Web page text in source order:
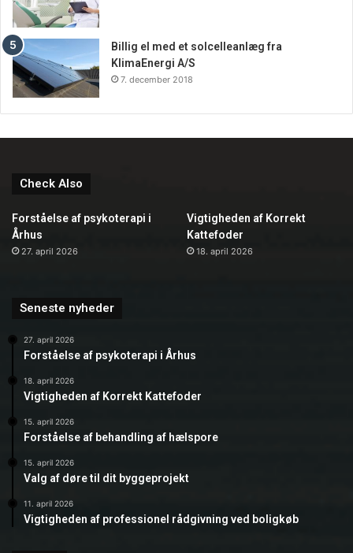
Billig el med et solcelleanlæg fra
KlimaEnergi A/S
7. december 2018
Check Also
Forståelse af psykoterapi i
Århus
27. april 2026
Vigtigheden af Korrekt
Kattefoder
18. april 2026
Seneste nyheder
27. april 2026
Forståelse af psykoterapi i Århus
18. april 2026
Vigtigheden af Korrekt Kattefoder
15. april 2026
Forståelse af behandling af hælspore
15. april 2026
Valg af døre til dit byggeprojekt
11. april 2026
Vigtigheden af professionel rådgivning ved boligkøb